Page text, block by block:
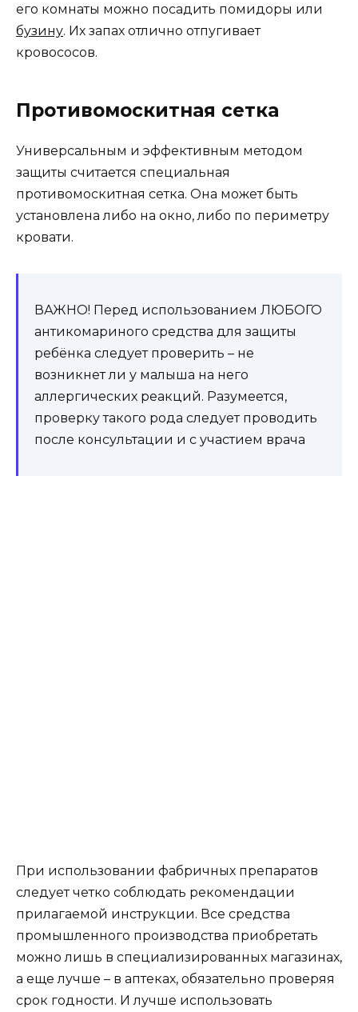
его комнаты можно посадить помидоры или
бузину. Их запах отлично отпугивает
кровососов.
Противомоскитная сетка
Универсальным и эффективным методом
защиты считается специальная
противомоскитная сетка. Она может быть
установлена либо на окно, либо по периметру
кровати.
ВАЖНО! Перед использованием ЛЮБОГО
антикомариного средства для защиты
ребёнка следует проверить – не
возникнет ли у малыша на него
аллергических реакций. Разумеется,
проверку такого рода следует проводить
после консультации и с участием врача
При использовании фабричных препаратов
следует четко соблюдать рекомендации
прилагаемой инструкции. Все средства
промышленного производства приобретать
можно лишь в специализированных магазинах,
а еще лучше – в аптеках, обязательно проверяя
срок годности. И лучше использовать